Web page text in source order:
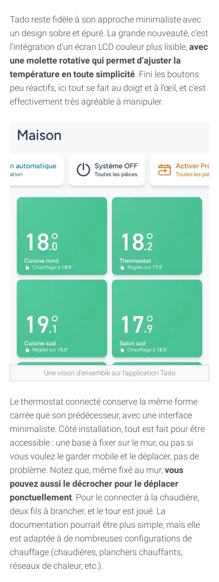
Tado reste fidèle à son approche minimaliste avec
un design sobre et épuré. La grande nouveauté, c’est
l’intégration d’un écran LCD couleur plus lisible,avec
une molette rotative qui permet d’ajuster la
température en toute simplicité. Fini les boutons
peu réactifs, ici tout se fait au doigt et à l’œil, et c'est
effectivement très agréable à manipuler.
Une vision d'ensemble sur l'application Tado
Le thermostat connecté conserve la même forme
carrée que son prédécesseur, avec une interface
minimaliste. Côté installation, tout est fait pour être
accessible : une base à fixer sur le mur, ou pas si
vous voulez le garder mobile et le déplacer, pas de
problème. Notez que, même fixé au mur,vous
pouvez aussi le décrocher pour le déplacer
ponctuellement. Pour le connecter à la chaudière,
deux fils à brancher, et le tour est joué. La
documentation pourrait être plus simple, mais elle
est adaptée à de nombreuses configurations de
chauffage (chaudières, planchers chauffants,
réseaux de chaleur, etc.).